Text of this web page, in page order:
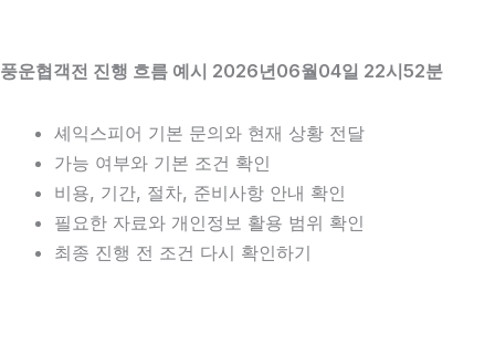
풍운협객전 진행 흐름 예시 2026년06월04일 22시52분
셰익스피어 기본 문의와 현재 상황 전달
가능 여부와 기본 조건 확인
비용, 기간, 절차, 준비사항 안내 확인
필요한 자료와 개인정보 활용 범위 확인
최종 진행 전 조건 다시 확인하기